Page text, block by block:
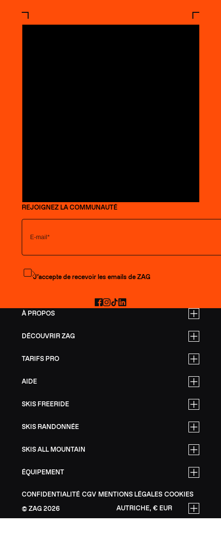
À PROPOS
DÉCOUVRIR ZAG
TARIFS PRO
AIDE
SKIS FREERIDE
SKIS RANDONNÉE
SKIS ALL MOUNTAIN
ÉQUIPEMENT
CONFIDENTIALITÉ CGV MENTIONS LÉGALES COOKIES
ZAG 2026 AUTRICHE, € EUR
REJOIGNEZ LA COMMUNAUTÉ
S'abonner à la newsletter
J’accepte de recevoir les emails de ZAG
Facebook
Instagram
TikTokLinkedIn